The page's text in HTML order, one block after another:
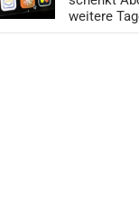
weitere